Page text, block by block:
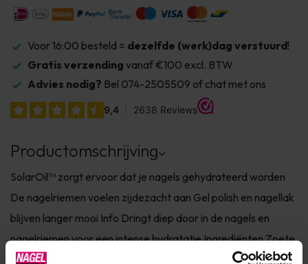
Voor 16:00 besteld = dezelfde (werk)dag verstuurd!
Gratis verzending vanaf €100 excl. BTW
Advies nodig? Bel 074-2505509 of chat met ons
Productomschrijving
SolarOil™ zorgt ervoor dat je nagels gehydrateerd worden
De nagelriemen voelen zijdezacht aan Gel polish en nagellak
blijven langer mooi Info Dringt diep door in de nagels en
nagelriemen voor een intense hydratatie Ingrediënten Zoete
amandelolie, jojoba olie en vitamine E Gebruik Breng